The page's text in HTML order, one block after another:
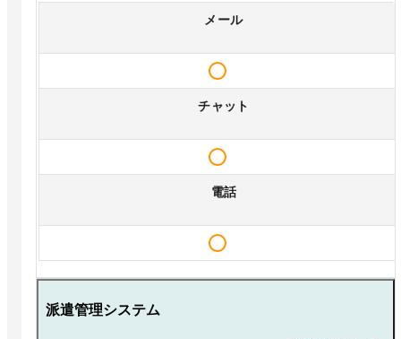
メール
チャット
電話
派遣管理システム